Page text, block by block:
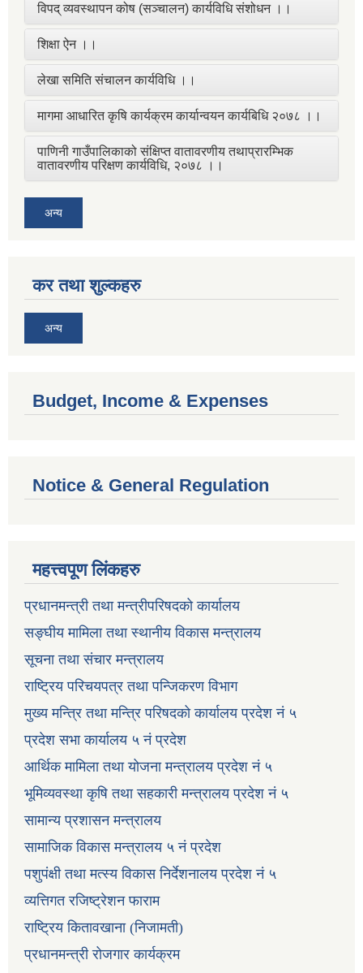
विपद् व्यवस्थापन कोष (सञ्चालन) कार्यविधि संशोधन ।।
शिक्षा ऐन ।।
लेखा समिति संचालन कार्यविधि ।।
मागमा आधारित कृषि कार्यक्रम कार्यान्वयन कार्यबिधि २०७८ ।।
पाणिनी गाउँपालिकाको संक्षिप्त वातावरणीय तथाप्रारम्भिक
वातावरणीय परिक्षण कार्यविधि, २०७८ ।।
अन्य
कर तथा शुल्कहरु
अन्य
Budget, Income & Expenses
Notice & General Regulation
महत्त्वपूण लिंकहरु
प्रधानमन्त्री तथा मन्त्रीपरिषदको कार्यालय
सङ्घीय मामिला तथा स्थानीय विकास मन्त्रालय
सूचना तथा संचार मन्त्रालय
राष्ट्रिय परिचयपत्र तथा पन्जिकरण विभाग
मुख्य मन्त्रि तथा मन्त्रि परिषदको कार्यालय प्रदेश नं ५
प्रदेश सभा कार्यालय ५ नं प्रदेश
आर्थिक मामिला तथा योजना मन्त्रालय प्रदेश नं ५
भूमिव्यवस्था कृषि तथा सहकारी मन्त्रालय प्रदेश नं ५
सामान्य प्रशासन मन्त्रालय
सामाजिक विकास मन्त्रालय ५ नं प्रदेश
पशुपंक्षी तथा मत्स्य विकास निर्देशनालय प्रदेश नं ५
व्यत्तिगत रजिष्ट्रेशन फाराम
राष्ट्रिय कितावखाना (निजामती)
प्रधानमन्त्री रोजगार कार्यक्रम